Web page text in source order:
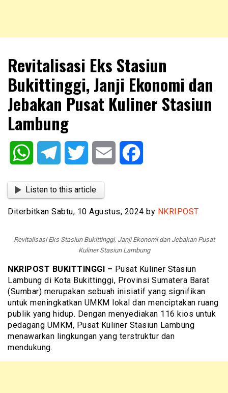
NKRIPOST
Revitalisasi Eks Stasiun
Bukittinggi, Janji Ekonomi dan
Jebakan Pusat Kuliner Stasiun
Lambung
WhatsAppTelegram Twitter Email
Listen to this article
Diterbitkan Sabtu, 10 Agustus, 2024 by NKRIPOST
Revitalisasi Eks Stasiun Bukittinggi, Janji Ekonomi dan Jebakan Pusat
Kuliner Stasiun Lambung
NKRIPOST BUKITTINGGI – Pusat Kuliner Stasiun
Lambung di Kota Bukittinggi, Provinsi Sumatera Barat
(Sumbar) merupakan sebuah inisiatif yang signifikan
untuk meningkatkan UMKM lokal dan menciptakan ruang
publik yang hidup. Dengan menyediakan 116 kios untuk
pedagang UMKM, Pusat Kuliner Stasiun Lambung
menawarkan lingkungan yang terstruktur dan
mendukung.